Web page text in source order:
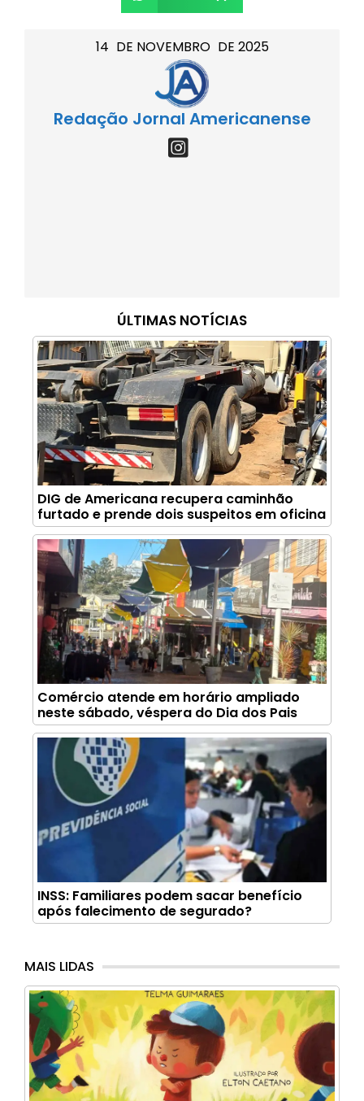
14 DE NOVEMBRO DE 2025
Redação Jornal Americanense
ÚLTIMAS NOTÍCIAS
DIG de Americana recupera caminhão
furtado e prende dois suspeitos em oficina
Comércio atende em horário ampliado
neste sábado, véspera do Dia dos Pais
INSS: Familiares podem sacar benefício
após falecimento de segurado?
MAIS LIDAS